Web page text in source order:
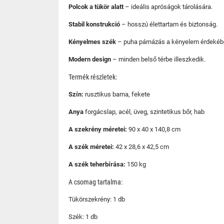
Polcok a tükör alatt– ideális apróságok tárolására.
Stabil konstrukció – hosszú élettartam és biztonság.
Kényelmes szék – puha párnázás a kényelem
Modern design – minden belső térbe illeszkedik.
Termék részletek:
Szín: rusztikus barna, fekete
Anya forgácslap, acél, üveg, szintetikus bőr, hab
A szekrény méretei: 90 x 40 x 140,8 cm
A szék méretei: 42 x 28,6 x 42,5 cm
A szék teherbírása: 150 kg
A csomag tartalma:
Tükörszekrény: 1 db
Szék: 1 db